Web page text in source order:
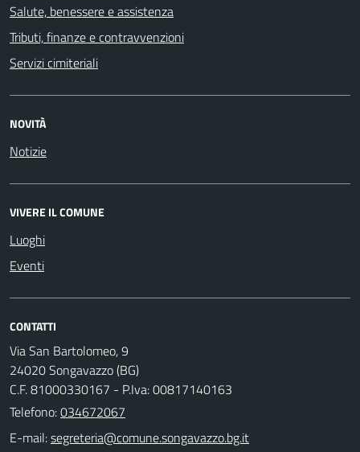
Salute, benessere e assistenza
Tributi, finanze e contravvenzioni
Servizi cimiteriali
NOVITÀ
Notizie
VIVERE IL COMUNE
Luoghi
Eventi
CONTATTI
Via San Bartolomeo, 9
24020 Songavazzo (BG)
C.F. 81000330167 - P.Iva: 00817140163
Telefono:034672067
E-mail: